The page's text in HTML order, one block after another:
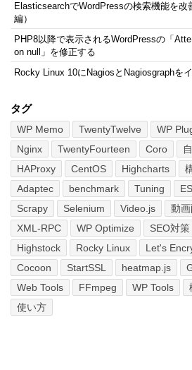
ElasticsearchでWordPressの検索機能を改
編）
PHP8以降で表示されるWordPressの「
on null」を修正する
Rocky Linux 10にNagiosとNagiosgraphを
タグ
WP Memo TwentyTwelve WP
Nginx
TwentyFourteen Coro
HAProxy
CentOS Highcharts
Adaptec
benchmark Tuning
Scrapy
Selenium Video.js 動
XML-RPC
WP Optimize SEO対策
Highstock
Rocky Linux Let's
Cocoon
StartSSL heatmap.js
Web Tools
FFmpeg WP Tools
使い方